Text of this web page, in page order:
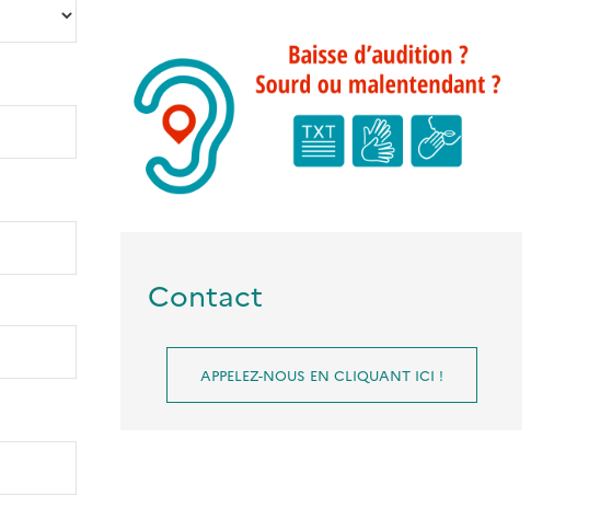
Contact
APPELEZ-NOUS EN CLIQUANT ICI !